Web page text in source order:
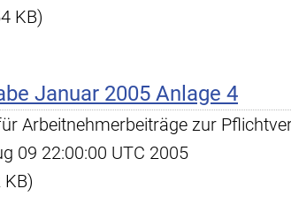
KB)
Januar 2005 Anlage 4
Arbeitnehmerbeiträge zur
09 22:00:00 UTC 2005
KB)